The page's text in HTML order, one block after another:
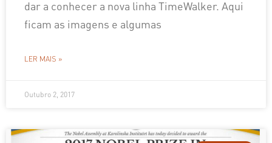
dar a conhecer a nova linha TimeWalker. Aqui
ficam as imagens e algumas
LER MAIS »
Outubro 2, 2017